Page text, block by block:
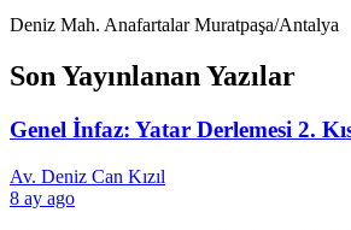
Deniz Mah. Anafartalar Muratpaşa/Antalya
Son Yayınlanan Yazılar
Genel İnfaz: Yatar Derlemesi 2.
Av. Deniz Can Kızıl
8 ay ago